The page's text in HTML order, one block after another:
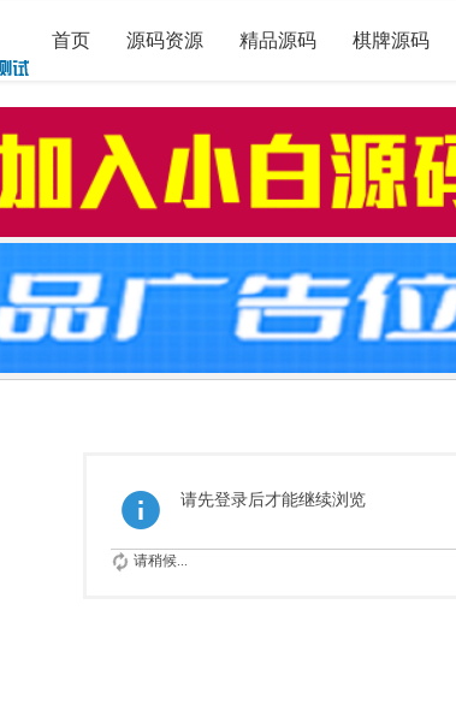
首页 源码资源 精品源码 棋牌源码
请先登录后才能继续浏览
请稍候...